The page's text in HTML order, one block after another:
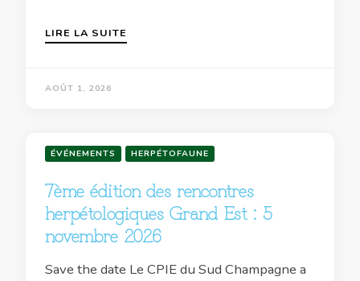
LIRE LA SUITE
AOÛT 1, 2026
ÉVÉNEMENTS HERPÉTOFAUNE
7ème édition des rencontres
herpétologiques Grand Est : 5
novembre 2026
Save the date Le CPIE du Sud Champagne a